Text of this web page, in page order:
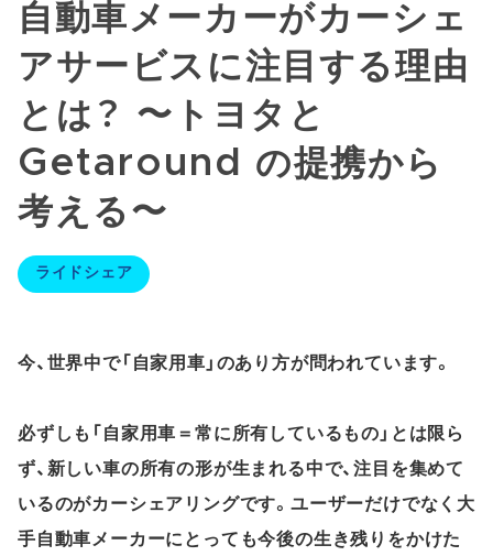
自動車メーカーがカーシェ
アサービスに注目する理由
とは？ 〜トヨタと
Getaround の提携から
考える〜
ライドシェア
今、世界中で「自家用車」のあり方が問われています。
必ずしも「自家用車＝常に所有しているもの」とは限ら
ず、新しい車の所有の形が生まれる中で、注目を集めて
いるのがカーシェアリングです。ユーザーだけでなく大
手自動車メーカーにとっても今後の生き残りをかけた